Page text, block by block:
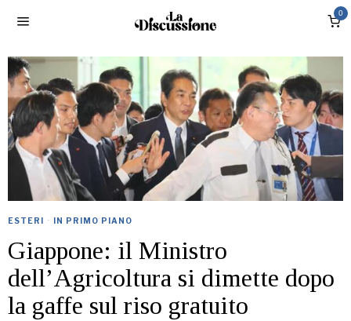
0
ESTERI · IN PRIMO PIANO
Giappone: il Ministro
dell’Agricoltura si dimette dopo
la gaffe sul riso gratuito